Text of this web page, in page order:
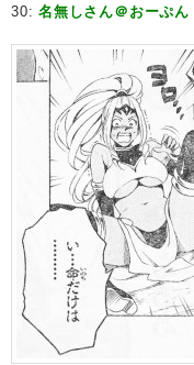
30:名無しさん＠おーぷん